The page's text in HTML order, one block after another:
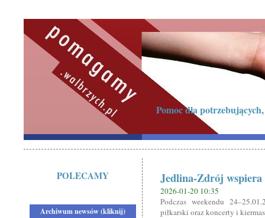
Pomoc dla
POLECAMY
Archiwum newsów (kliknij)
Jedlina-Zdrój wspiera
2026-01-20 10:35
Podczas weekendu
piłkarski oraz koncerty i